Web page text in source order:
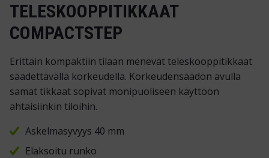
TELESKOOPPITIKKAAT
COMPACTSTEP
Erittäin kompaktiin tilaan menevät teleskooppitikkaat
säädettävällä korkeudella. Korkeudensäädön avulla
samat tikkaat sopivat monipuoliseen käyttöön
ahtaisiinkin tiloihin.
Askelmasyvyys 40 mm
Elaksoitu runko